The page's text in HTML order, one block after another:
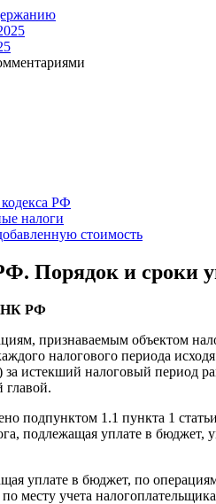
РФ
налоги
стоимость
Порядок и сроки
НК РФ
признаваемым объектом
налогового периода
за истекший налоговый период
главой.
подпунктом 1.1 пункта 1
подлежащая уплате в бюджет,
уплате в бюджет, по
месту учета